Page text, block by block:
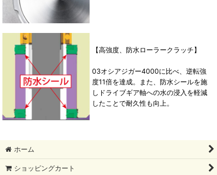
【高強度、防水ローラークラッチ】
03オシアジガー4000に比べ、逆転強
度11倍を達成。また、防水シールを施
しドライブギア軸への水の浸入を軽減
したことで耐久性も向上。
ホーム
ショッピングカート